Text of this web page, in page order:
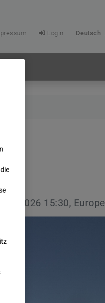
Login Deutsch
15:30,